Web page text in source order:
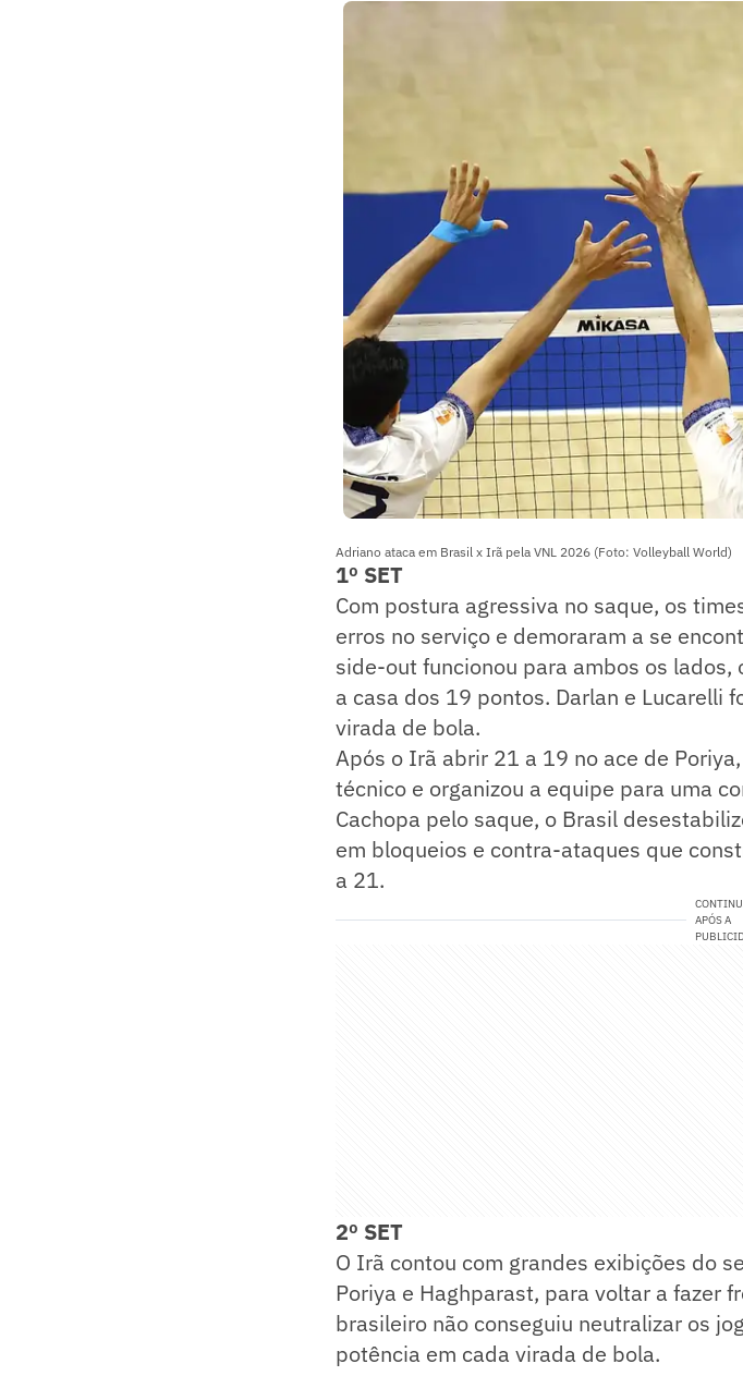
Adriano ataca em Brasil x Irã pela VNL 2026 (Foto: Volleyball World)
1º SET
Com postura agressiva no saque, os
erros no serviço e demoraram a se
side-out funcionou para ambos os
a casa dos 19 pontos. Darlan e Lucarelli
virada de bola.
Após o Irã abrir 21 a 19 no ace de
técnico e organizou a equipe para uma
Cachopa pelo saque, o Brasil
em bloqueios e contra-ataques que
a 21.
APÓS A
2º SET
O Irã contou com grandes exibições do
Poriya e Haghparast, para voltar a fazer
brasileiro não conseguiu neutralizar os
potência em cada virada de bola.